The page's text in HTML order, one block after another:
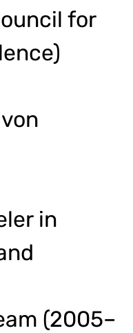
for
in
(2005–